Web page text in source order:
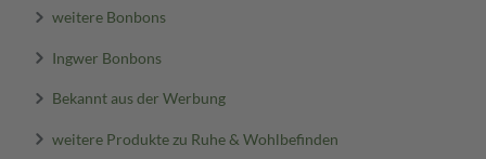
weitere Bonbons
Ingwer Bonbons
Bekannt aus der Werbung
weitere Produkte zu Ruhe & Wohlbefinden